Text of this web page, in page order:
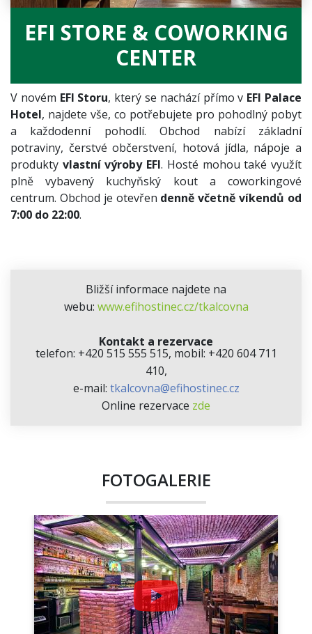
EFI STORE & COWORKING
CENTER
V novém EFI Storu, který se nachází přímo v EFI Palace
Hotel, najdete vše, co potřebujete pro pohodlný pobyt
a každodenní pohodlí. Obchod nabízí základní
potraviny, čerstvé občerstvení, hotová jídla, nápoje a
produkty vlastní výroby EFI. Hosté mohou také využít
plně vybavený kuchyňský kout a coworkingové
centrum. Obchod je otevřen denně včetně víkendů od
7:00 do 22:00.
Bližší informace najdete na
webu: www.efihostinec.cz/tkalcovna
Kontakt a rezervace
telefon: +420 515 555 515, mobil: +420 604 711
410,
e-mail: tkalcovna@efihostinec.cz
Online rezervace zde
FOTOGALERIE